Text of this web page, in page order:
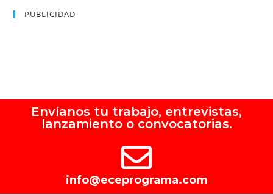
PUBLICIDAD
Envíanos tu trabajo, entrevistas,
lanzamiento o convocatorias.
info@eceprograma.com